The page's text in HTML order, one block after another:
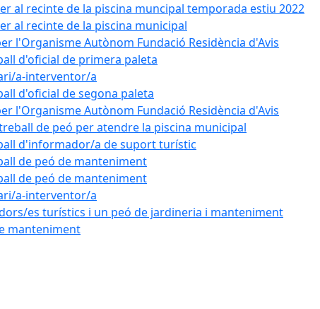
al recinte de la piscina muncipal temporada estiu 2022
al recinte de la piscina municipal
l'Organisme Autònom Fundació Residència d'Avis
d'oficial de primera paleta
a-interventor/a
d'oficial de segona paleta
l'Organisme Autònom Fundació Residència d'Avis
de peó per atendre la piscina municipal
d'informador/a de suport turístic
de peó de manteniment
de peó de manteniment
a-interventor/a
es turístics i un peó de jardineria i manteniment
manteniment